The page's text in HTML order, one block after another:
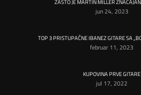
jun 24, 2023
TOP 3 PRISTUPAČNE IBANEZ GITARE SA
februar 11, 2023
KUPOVINA PRVE GITARE
jul 17, 2022